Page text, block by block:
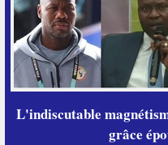
L'indiscutable
grâce